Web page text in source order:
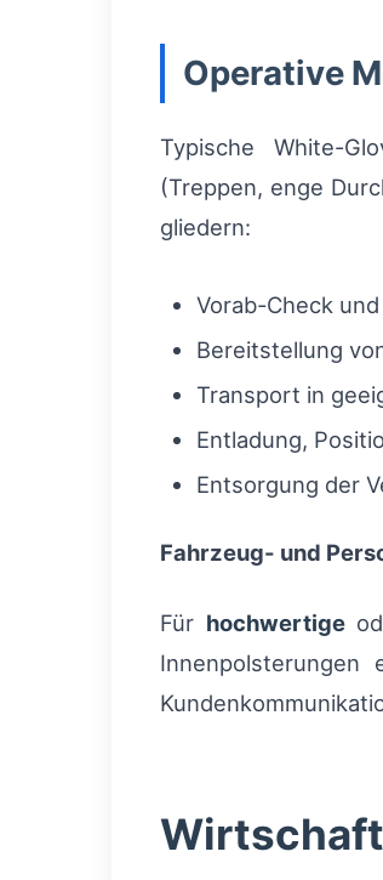
Operative
Typische White-
(Treppen, enge
gliedern:
Vorab-Check
Bereitstellung
Transport in
Entladung,
Entsorgung der
Fahrzeug- und
Für hochwertige
Innenpolsterungen